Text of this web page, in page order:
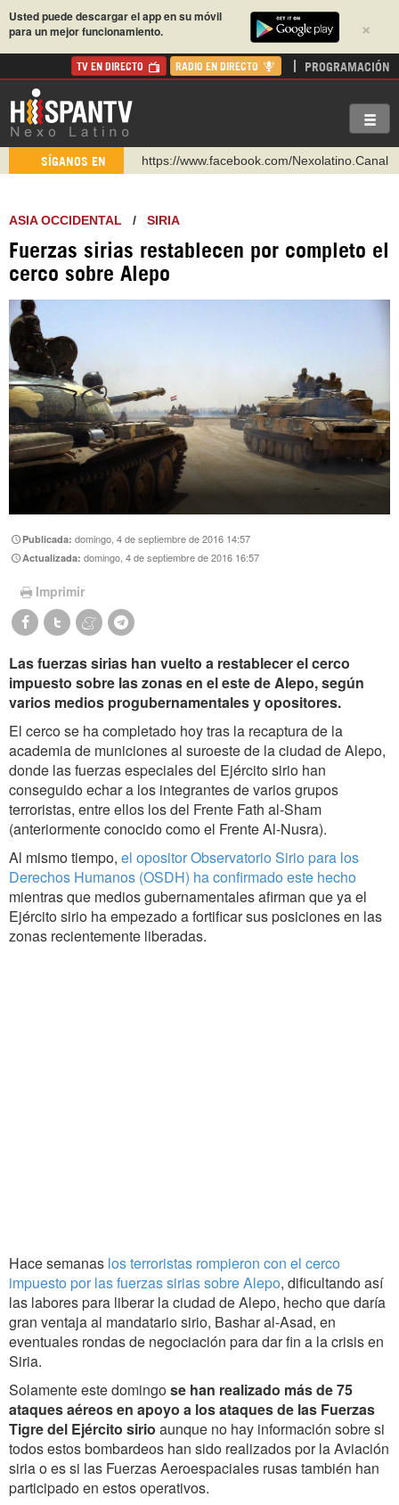
×
Usted puede descargar el app en su móvil
para un mejor funcionamiento.
TV EN DIRECTO RADIO EN DIRECTO PROGRAMACIÓN
SÍGANOS EN https://www.facebook.com/Nexolatino.Canal
https://www.youtube.com/@nexo_latino
https://t.me/hispantvcanal
https://urmedium.com/c/hispantv
WhatsApp y Viber: +98 921 79 29 404
Instagram como: hispan_tv
ASIA OCCIDENTAL / SIRIA
Fuerzas sirias restablecen por completo el
cerco sobre Alepo
Publicada:domingo, 4 de septiembre de 2016 14:57
Actualizada:domingo, 4 de septiembre de 2016 16:57
Imprimir
Las fuerzas sirias han vuelto a restablecer el cerco
impuesto sobre las zonas en el este de Alepo, según
varios medios progubernamentales y opositores.
El cerco se ha completado hoy tras la recaptura de la
academia de municiones al suroeste de la ciudad de Alepo,
donde las fuerzas especiales del Ejército sirio han
conseguido echar a los integrantes de varios grupos
terroristas, entre ellos los del Frente Fath al-Sham
(anteriormente conocido como el Frente Al-Nusra).
Al mismo tiempo, el opositor Observatorio Sirio para los
Derechos Humanos (OSDH) ha confirmado este hecho
mientras que medios gubernamentales afirman que ya el
Ejército sirio ha empezado a fortificar sus posiciones en las
zonas recientemente liberadas.
Hace semanas los terroristas rompieron con el cerco
impuesto por las fuerzas sirias sobre Alepo, dificultando así
las labores para liberar la ciudad de Alepo, hecho que daría
gran ventaja al mandatario sirio, Bashar al-Asad, en
eventuales rondas de negociación para dar fin a la crisis en
Siria.
Solamente este domingose han realizado más de 75
ataques aéreos en apoyo a los ataques de las Fuerzas
Tigre del Ejército sirio aunque no hay información sobre si
todos estos bombardeos han sido realizados por la Aviación
siria o es si las Fuerzas Aeroespaciales rusas también han
participado en estos operativos.